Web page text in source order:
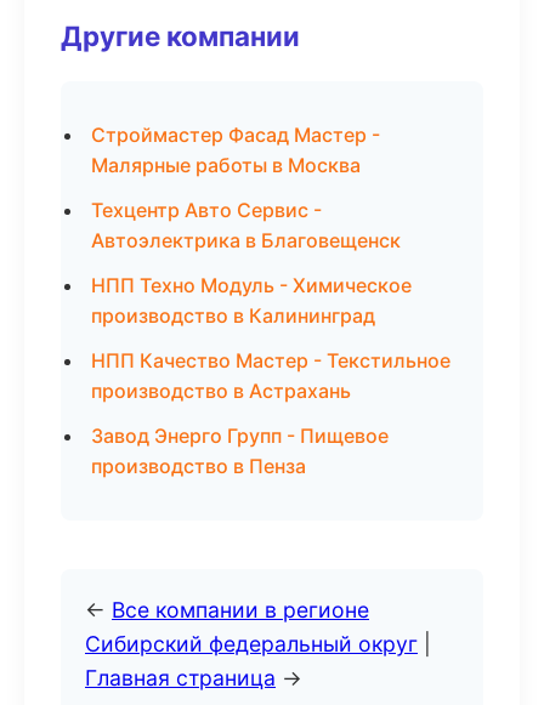
Другие компании
Строймастер Фасад Мастер -
Малярные работы в Москва
Техцентр Авто Сервис -
Автоэлектрика в Благовещенск
НПП Техно Модуль - Химическое
производство в Калининград
НПП Качество Мастер - Текстильное
производство в Астрахань
Завод Энерго Групп - Пищевое
производство в Пенза
← Все компании в регионе
Сибирский федеральный округ
Главная страница →